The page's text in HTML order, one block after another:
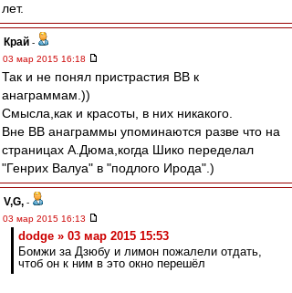
лет.
Край -
03 мар 2015 16:18
Так и не понял пристрастия ВВ к
анаграммам.))
Смысла,как и красоты, в них никакого.
Вне ВВ анаграммы упоминаются разве что на
страницах А.Дюма,когда Шико переделал
"Генрих Валуа" в "подлого Ирода".)
V,G, -
03 мар 2015 16:13
dodge » 03 мар 2015 15:53
Бомжи за Дзюбу и лимон пожалели отдать,
чтоб он к ним в это окно перешёл